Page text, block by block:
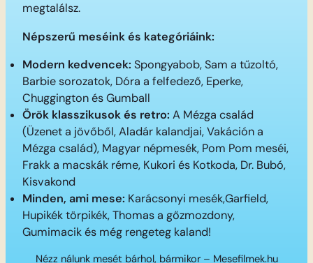
megtalálsz.
Népszerű meséink és kategóriáink:
Modern kedvencek: Spongyabob, Sam a tűzoltó,
Barbie sorozatok, Dóra a felfedező, Eperke,
Chuggington és Gumball
Örök klasszikusok és retro: A Mézga család
(Üzenet a jövőből, Aladár kalandjai, Vakáción a
Mézga család), Magyar népmesék, Pom Pom meséi,
Frakk a macskák réme, Kukori és Kotkoda, Dr. Bubó,
Kisvakond
Minden, ami mese: Karácsonyi mesék,Garfield,
Hupikék törpikék, Thomas a gőzmozdony,
Gumimacik és még rengeteg kaland!
Nézz nálunk mesét bárhol, bármikor – Mesefilmek.hu